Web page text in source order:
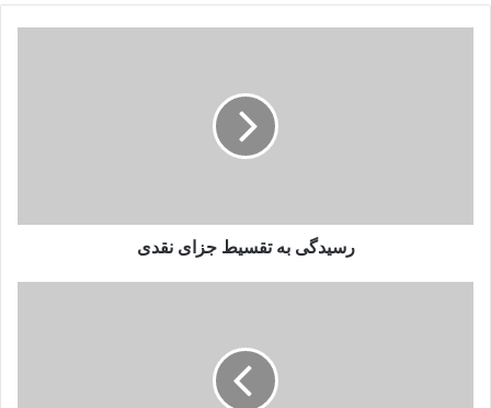
رسیدگی به تقسیط جزای نقدی